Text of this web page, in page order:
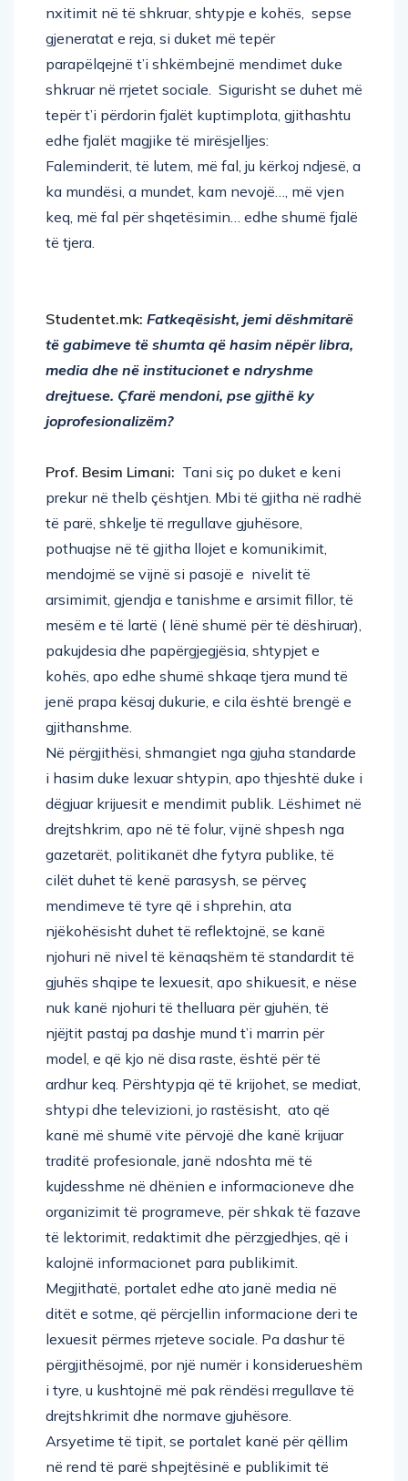
nxitimit në të shkruar, shtypje e kohës, sepse
gjeneratat e reja, si duket më tepër
parapëlqejnë t’i shkëmbejnë mendimet duke
shkruar në rrjetet sociale. Sigurisht se duhet më
tepër t’i përdorin fjalët kuptimplota, gjithashtu
edhe fjalët magjike të mirësjelljes:
Faleminderit, të lutem, më fal, ju kërkoj ndjesë, a
ka mundësi, a mundet, kam nevojë…, më vjen
keq, më fal për shqetësimin… edhe shumë fjalë
të tjera.
Studentet.mk: Fatkeqësisht, jemi dëshmitarë
të gabimeve të shumta që hasim nëpër libra,
media dhe në institucionet e ndryshme
drejtuese. Çfarë mendoni, pse gjithë ky
joprofesionalizëm?
Prof. Besim Limani: Tani siç po duket e keni
prekur në thelb çështjen. Mbi të gjitha në radhë
të parë, shkelje të rregullave gjuhësore,
pothuajse në të gjitha llojet e komunikimit,
mendojmë se vijnë si pasojë e nivelit të
arsimimit, gjendja e tanishme e arsimit fillor, të
mesëm e të lartë ( lënë shumë për të dëshiruar),
pakujdesia dhe papërgjegjësia, shtypjet e
kohës, apo edhe shumë shkaqe tjera mund të
jenë prapa kësaj dukurie, e cila është brengë e
gjithanshme.
Në përgjithësi, shmangiet nga gjuha standarde
i hasim duke lexuar shtypin, apo thjeshtë duke i
dëgjuar krijuesit e mendimit publik. Lëshimet në
drejtshkrim, apo në të folur, vijnë shpesh nga
gazetarët, politikanët dhe fytyra publike, të
cilët duhet të kenë parasysh, se përveç
mendimeve të tyre që i shprehin, ata
njëkohësisht duhet të reflektojnë, se kanë
njohuri në nivel të kënaqshëm të standardit të
gjuhës shqipe te lexuesit, apo shikuesit, e nëse
nuk kanë njohuri të thelluara për gjuhën, të
njëjtit pastaj pa dashje mund t’i marrin për
model, e që kjo në disa raste, është për të
ardhur keq. Përshtypja që të krijohet, se mediat,
shtypi dhe televizioni, jo rastësisht, ato që
kanë më shumë vite përvojë dhe kanë krijuar
traditë profesionale, janë ndoshta më të
kujdesshme në dhënien e informacioneve dhe
organizimit të programeve, për shkak të fazave
të lektorimit, redaktimit dhe përzgjedhjes, që i
kalojnë informacionet para publikimit.
Megjithatë, portalet edhe ato janë media në
ditët e sotme, që përcjellin informacione deri te
lexuesit përmes rrjeteve sociale. Pa dashur të
përgjithësojmë, por një numër i konsiderueshëm
i tyre, u kushtojnë më pak rëndësi rregullave të
drejtshkrimit dhe normave gjuhësore.
Arsyetime të tipit, se portalet kanë për qëllim
në rend të parë shpejtësinë e publikimit të